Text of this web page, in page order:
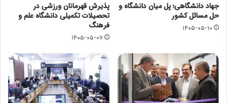
جهاد دانشگاهی؛ پل میان دانشگاه و
حل مسائل کشور
۱۴۰۵-۰۵-۱۰
پذیرش قهرمانان ورزشی در
تحصیلات تکمیلی دانشگاه علم و
فرهنگ
۱۴۰۵-۰۵-۰۷